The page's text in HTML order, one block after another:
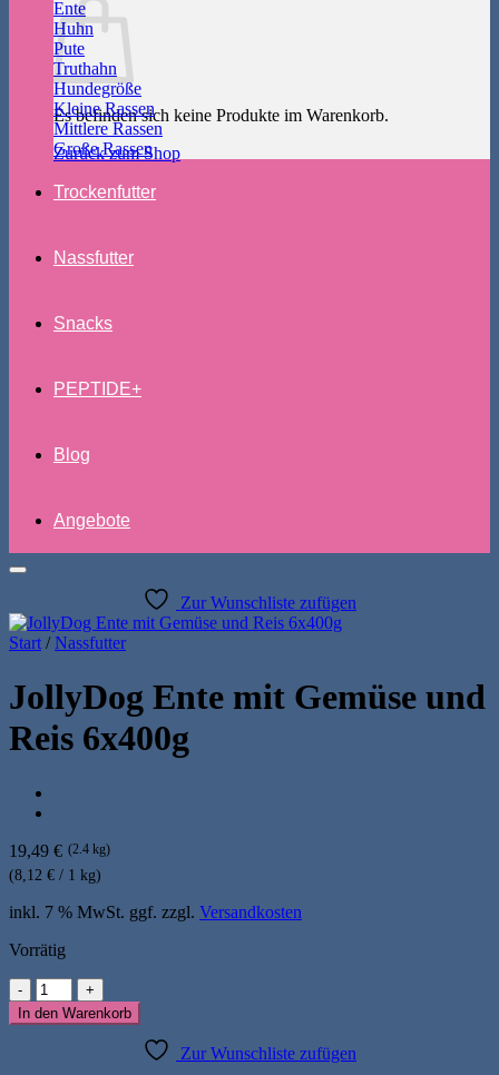
Es befinden sich keine Produkte im Warenkorb.
Zurück zum Shop
Ente
Huhn
Pute
Truthahn
Hundegröße
Kleine Rassen
Mittlere Rassen
Große Rassen
Trockenfutter
Nassfutter
Snacks
PEPTIDE+
Blog
Angebote
Zur Wunschliste zufügen
Start / Nassfutter
JollyDog Ente mit Gemüse und
Reis 6x400g
19,49 € (2.4 kg)
(8,12 € / 1 kg)
inkl. 7 % MwSt. ggf. zzgl. Versandkosten
Vorrätig
JollyDog
Ente
mit
In den Warenkorb
Zur Wunschliste zufügen